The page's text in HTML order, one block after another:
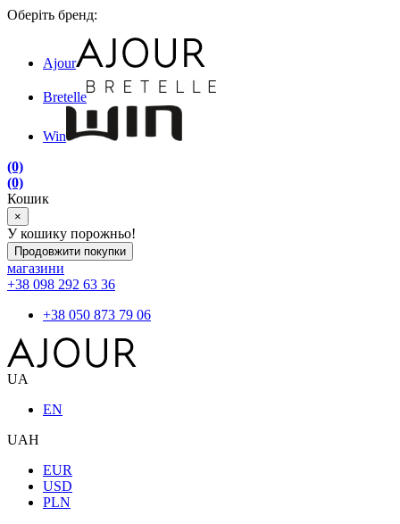
Оберіть бренд:
Ajour
Bretelle
Win
(0)
(0)
Кошик
×
У кошику порожньо!
Продовжити покупки
магазини
+38 098 292 63 36
+38 050 873 79 06
UA
EN
UAH
EUR
USD
PLN